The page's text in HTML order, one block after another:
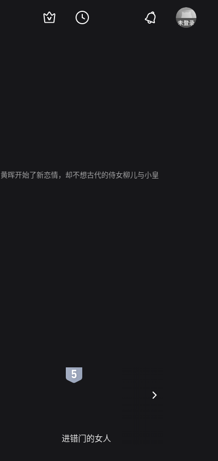
晖开始了新恋情，却不想古代的侍女柳儿与小皇
进错门的女人